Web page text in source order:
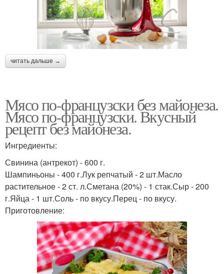
читать дальше →
Мясо по-французски без майонеза.
Мясо по-французски. Вкусный
рецепт без майонеза.
Ингредиенты:
Свинина (антрекот) - 600 г.
Шампиньоны - 400 г.Лук репчатый - 2 шт.Масло
растительное - 2 ст. л.Сметана (20%) - 1 стак.Сыр - 200
г.Яйца - 1 шт.Соль - по вкусу.Перец - по вкусу.
Приготовление: